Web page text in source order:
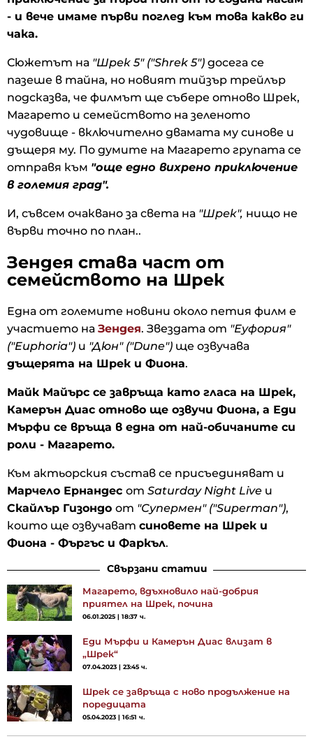
- и вече имаме първи поглед към това какво ги
чака.
Сюжетът на "Шрек 5" ("Shrek 5") досега се
пазеше в тайна, но новият тийзър трейлър
подсказва, че филмът ще събере отново Шрек,
Магарето и семейството на зеленото
чудовище - включително двамата му синове и
дъщеря му. По думите на Магарето групата се
отправя към "още едно вихрено приключение
в големия град".
И, съвсем очаквано за света на "Шрек", нищо не
върви точно по план..
Зендея става част от
семейството на Шрек
Една от големите новини около петия филм е
участието на Зендея. Звездата от "Еуфория"
("Euphoria") и "Дюн" ("Dune") ще озвучава
дъщерята на Шрек и Фиона.
Майк Майърс се завръща като гласа на Шрек,
Камерън Диас отново ще озвучи Фиона, а Еди
Мърфи се връща в една от най-обичаните си
роли - Магарето.
Към актьорския състав се присъединяват и
Марчело Ернандес от Saturday Night Live и
Скайлър Гизондо от "Супермен" ("Superman"),
които ще озвучават синовете на Шрек и
Фиона - Фъргъс и Фаркъл.
Свързани статии
Магарето, вдъхновило най-добрия
приятел на Шрек, почина
06.01.2025 | 18:37 ч.
Еди Мърфи и Камерън Диас влизат в
„Шрек“
07.04.2023 | 23:45 ч.
Шрек се завръща с ново продължение на
поредицата
05.04.2023 | 16:51 ч.